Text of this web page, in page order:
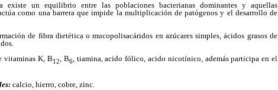
existe un equilibrio entre las poblaciones bacterianas dominantes y aquellas
como una barrera que impide la multiplicación de patógenos y el desarrollo de
de fibra dietética o mucopolisacáridos en azúcares simples, ácidos grasos de
vitaminas K, B12, B6, tiamina, acido fólico, acido nicotínico, además participa en el
calcio, hierro, cobre, zinc.